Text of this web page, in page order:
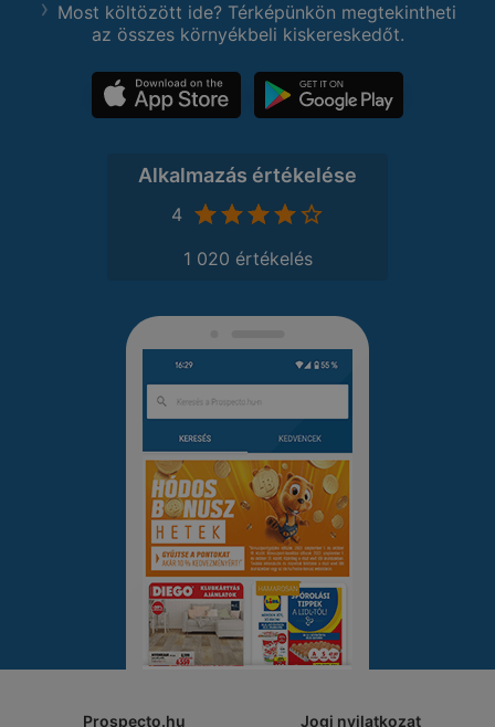
Most költözött ide? Térképünkön megtekintheti
az összes környékbeli kiskereskedőt.
Alkalmazás értékelése
4
1 020 értékelés
Prospecto.hu Jogi nyilatkozat